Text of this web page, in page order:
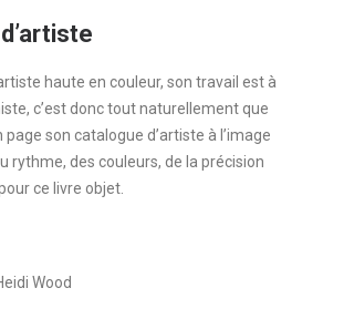
haute en couleur, son travail est à
c’est donc tout naturellement que
page son catalogue d’artiste à l’image
rythme, des couleurs, de la précision
ce livre objet.
Wood